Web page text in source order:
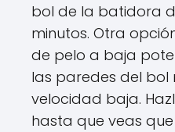
bol de la batidora
minutos. Otra
de pelo a baja
las paredes del bol
velocidad baja.
hasta que veas